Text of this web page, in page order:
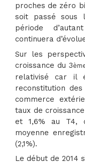
proches de zéro
soit passé sous
période
continuera
Sur les
croissance du 3
relativisé car il
reconstitution
commerce
taux de
et 1,6% au T4,
moyenne
(2,1%).
Le début de 2014